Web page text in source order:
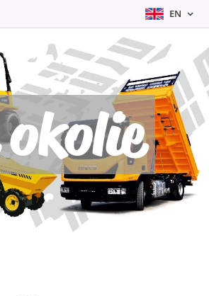
EN